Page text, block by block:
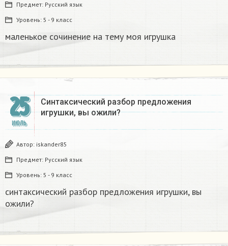
Предмет: Русский язык
Уровень: 5 - 9 класс
маленькое сочинение на тему моя игрушка
25
ИЮЛЬ
Синтаксический разбор предложения
игрушки, вы ожили?
Автор: iskander85
Предмет: Русский язык
Уровень: 5 - 9 класс
синтаксический разбор предложения игрушки, вы
ожили?